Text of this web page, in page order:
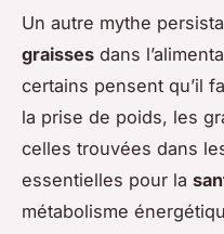
Un autre mythe
graisses dans
certains pensent qu’il
la prise de poids, les
celles trouvées dans
essentielles pour la
métabolisme